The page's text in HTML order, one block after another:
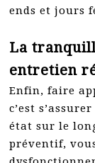
ends et jours
La
entretien
Enfin, faire
c’est
état sur le
préventif,